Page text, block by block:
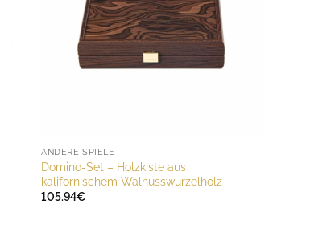
ANDERE SPIELE
Domino-Set – Holzkiste aus
kalifornischem Walnusswurzelholz
105.94€